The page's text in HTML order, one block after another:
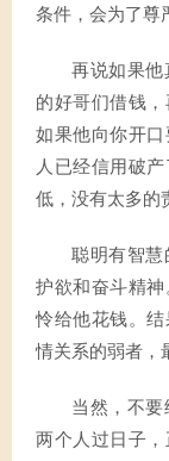
条件，会为了尊
再说如果他
的好哥们借钱
如果他向你开
人已经信用破
低，没有太多的
聪明有智慧
护欲和奋斗精
怜给他花钱。
情关系的弱者，
当然，不
两个人过日子